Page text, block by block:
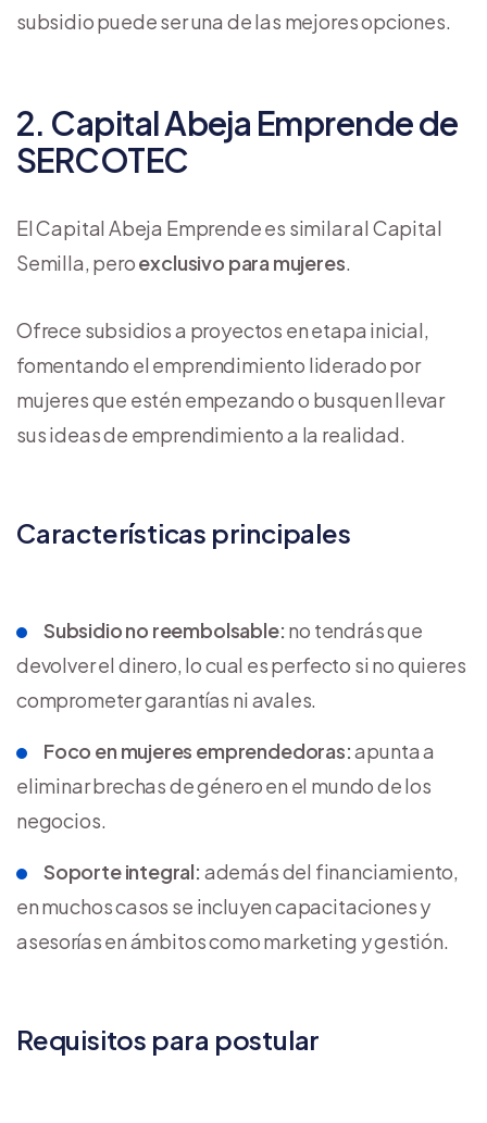
subsidio puede ser una de las mejores opciones.
2. Capital Abeja Emprende de
SERCOTEC
El Capital Abeja Emprende es similar al Capital
Semilla, peroexclusivo para mujeres.
Ofrece subsidios a proyectos en etapa inicial,
fomentando el emprendimiento liderado por
mujeres que estén empezando o busquen llevar
sus ideas de emprendimiento a la realidad.
Características principales
Subsidio no reembolsable: no tendrás que
devolver el dinero, lo cual es perfecto si no quieres
comprometer garantías ni avales.
Foco en mujeres emprendedoras:apunta a
eliminar brechas de género en el mundo de los
negocios.
Soporte integral: además del financiamiento,
en muchos casos se incluyen capacitaciones y
asesorías en ámbitos como marketing y gestión.
Requisitos para postular